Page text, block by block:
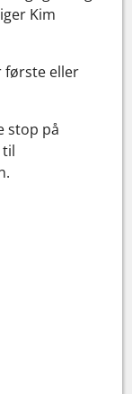
Kim
første eller
stop på